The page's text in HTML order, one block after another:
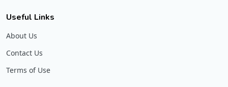
Useful Links
About Us
Contact Us
Terms of Use